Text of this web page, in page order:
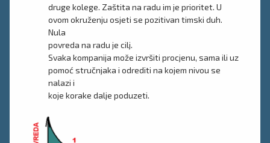
druge kolege. Zaštita na radu im je prioritet. U
ovom okruženju osjeti se pozitivan timski duh.
Nula
povreda na radu je cilj.
Svaka kompanija može izvršiti procjenu, sama ili uz
pomoć stručnjaka i odrediti na kojem nivou se
nalazi i
koje korake dalje poduzeti.